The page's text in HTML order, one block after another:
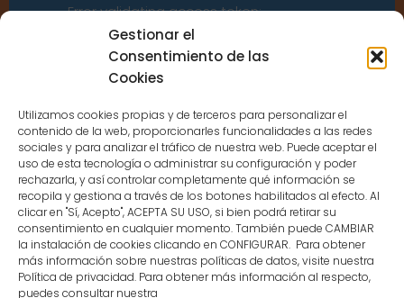
Gestionar el
Consentimiento de las
Cookies
Utilizamos cookies propias y de terceros para personalizar el
contenido de la web, proporcionarles funcionalidades a las redes
sociales y para analizar el tráfico de nuestra web. Puede aceptar el
uso de esta tecnología o administrar su configuración y poder
rechazarla, y así controlar completamente qué información se
recopila y gestiona a través de los botones habilitados al efecto. Al
clicar en "Sí, Acepto", ACEPTA SU USO, si bien podrá retirar su
consentimiento en cualquier momento. También puede CAMBIAR
la instalación de cookies clicando en CONFIGURAR. Para obtener
más información sobre nuestras políticas de datos, visite nuestra
Política de privacidad. Para obtener más información al respecto,
puedes consultar nuestra
Error validating access token:
Sessions for the user are not allowed
because the user is not a confirmed
CONTACTO
MENÚ PRINCIPAL
MI CUENTA